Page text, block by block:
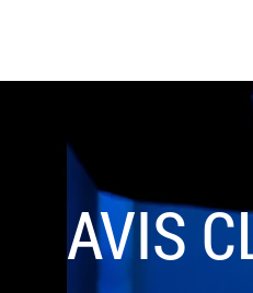
AVIS